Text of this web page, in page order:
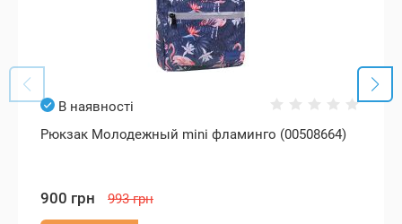
В наявності
Рюкзак Молодежный mini фламинго (00508664)
900 грн 993 грн